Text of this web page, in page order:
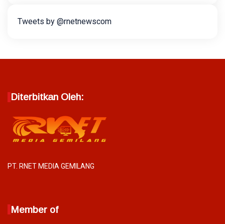
Tweets by @rnetnewscom
Diterbitkan Oleh:
PT. RNET MEDIA GEMILANG
Member of